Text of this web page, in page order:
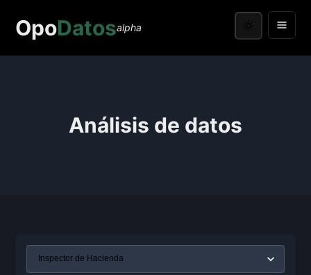
OpoDatosalpha
Análisis de datos